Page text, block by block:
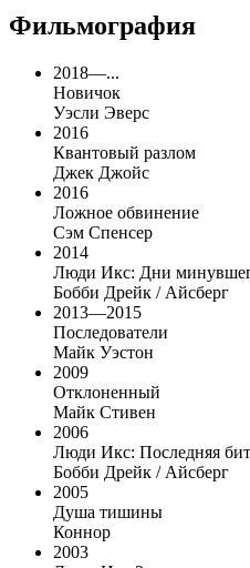
Фильмография
2018—...
Новичок
Уэсли Эверс
2016
Квантовый разлом
Джек Джойс
2016
Ложное обвинение
Сэм Спенсер
2014
Люди Икс: Дни
Бобби Дрейк / Айсберг
2013—2015
Последователи
Майк Уэстон
2009
Отклоненный
Майк Стивен
2006
Люди Икс: Последняя
Бобби Дрейк / Айсберг
2005
Душа тишины
Коннор
2003